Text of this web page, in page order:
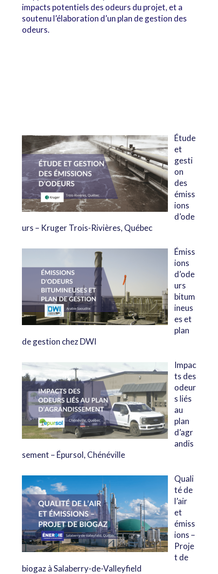
impacts potentiels des odeurs du projet, et a
soutenu l’élaboration d’un plan de gestion des
odeurs.
Étude
et
gesti
on
des
émiss
ions
d’ode
urs – Kruger Trois-Rivières, Québec
Émiss
ions
d’ode
urs
bitum
ineus
es et
plan
de gestion chez DWI
Impac
ts des
odeur
s liés
au
plan
d’agr
andis
sement – Épursol, Chénéville
Quali
té de
l’air
et
émiss
ions –
Proje
t de
biogaz à Salaberry-de-Valleyfield